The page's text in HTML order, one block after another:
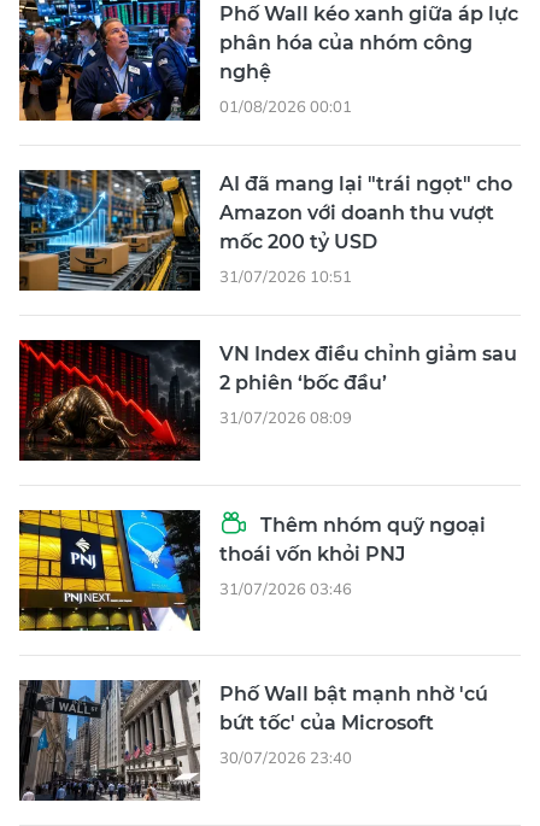
Phố Wall kéo xanh giữa áp lực
phân hóa của nhóm công
nghệ
01/08/2026 00:01
AI đã mang lại "trái ngọt" cho
Amazon với doanh thu vượt
mốc 200 tỷ USD
31/07/2026 10:51
VN Index điều chỉnh giảm sau
2 phiên ‘bốc đầu’
31/07/2026 08:09
Thêm nhóm quỹ ngoại
thoái vốn khỏi PNJ
31/07/2026 03:46
Phố Wall bật mạnh nhờ 'cú
bứt tốc' của Microsoft
30/07/2026 23:40